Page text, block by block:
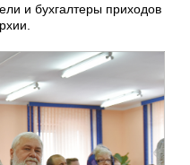
и бухгалтеры приходов